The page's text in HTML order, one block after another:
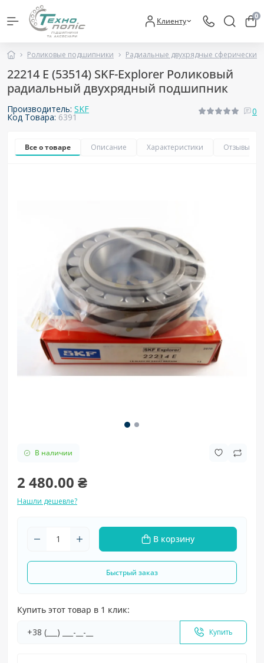
Клиенту 0
Роликовые подшипники Радиальные двухрядные сферические
22214 E (53514) SKF-Explorer Роликовый
радиальный двухрядный подшипник
Производитель: SKF
Код Товара: 6391
0
Все о товаре Описание Характеристики Отзывы
В наличии
2 480.00 ₴
Нашли дешевле?
В корзину
Быстрый заказ
Купить этот товар в 1 клик:
Купить